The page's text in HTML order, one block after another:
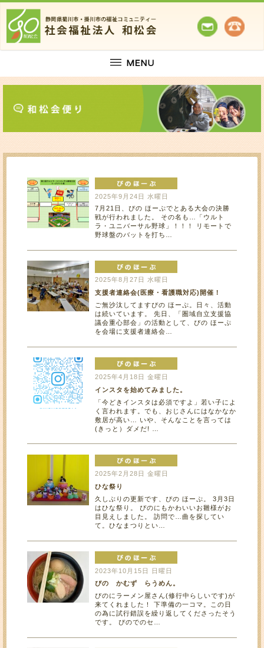
2025年9月24日 水曜日
7月21日、ぴの ほーぷでとある大会の決勝
戦が行われました。 その名も…「ウルト
ラ・ユニバーサル野球」！！！ リモートで
野球盤のバットを打ち…
2025年8月27日 水曜日
支援者連絡会(医療・看護職対応)開催！
ご無沙汰してますぴの ほーぷ。日々、活動
は続いています。 先日、「圏域自立支援協
議会重心部会」の活動として、ぴの ほーぷ
を会場に支援者連絡会…
2025年4月18日 金曜日
インスタを始めてみました。
「今どきインスタは必須ですよ」若い子によ
く言われます。でも、おじさんにはなかなか
敷居が高い… いや、そんなことを言っては
(きっと）ダメだ! …
2025年2月28日 金曜日
ひな祭り
久しぶりの更新です、ぴの ほーぷ。 3月3日
はひな祭り。 ぴのにもかわいいお雛様がお
目見えしました。 訪問で…曲を探してい
て。ひなまつりとい…
2023年10月15日 日曜日
ぴの かむず らうめん。
ぴのにラーメン屋さん(修行中らしいです)が
来てくれました！ 下準備の一コマ。この日
の為に試行錯誤を繰り返してくださったそう
です。 ぴのでのセ…